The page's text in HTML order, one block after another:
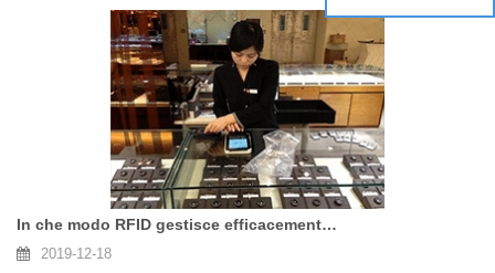
In che modo RFID gestisce efficacemente i gioielli?
2019-12-18